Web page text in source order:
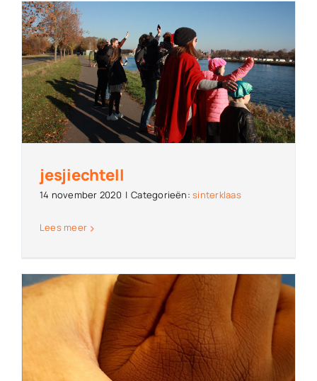
jesjiechteII
14 november 2020 | Categorieën:sinterklaas
Lees meer